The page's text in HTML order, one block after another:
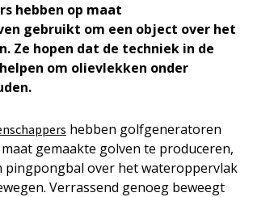
hebben op maat
gebruikt om een object over het
Ze hopen dat de techniek in de
om olievlekken onder
hebben golfgeneratoren
gemaakte golven te produceren,
pingpongbal over het wateroppervlak
Verrassend genoeg beweegt